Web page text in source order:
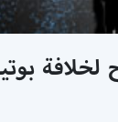
لخلافة